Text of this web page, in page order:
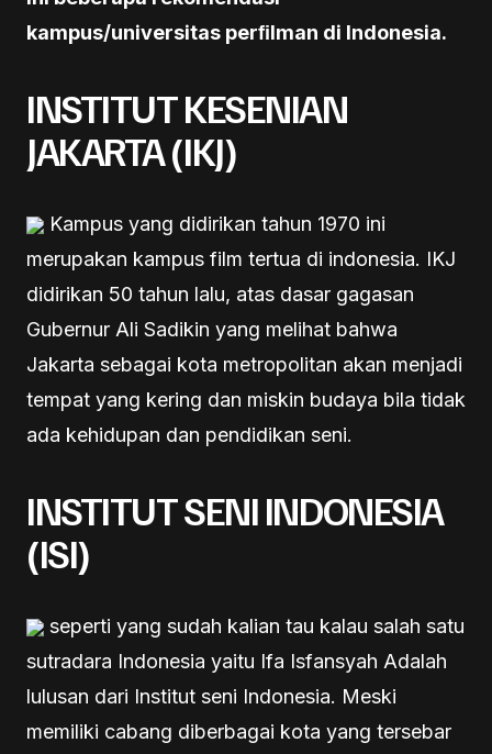
kampus/universitas perﬁlman di Indonesia.
INSTITUT KESENIAN
JAKARTA (IKJ)
Kampus yang didirikan tahun 1970 ini
merupakan kampus film tertua di indonesia. IKJ
didirikan 50 tahun lalu, atas dasar gagasan
Gubernur Ali Sadikin yang melihat bahwa
Jakarta sebagai kota metropolitan akan menjadi
tempat yang kering dan miskin budaya bila tidak
ada kehidupan dan pendidikan seni.
INSTITUT SENI INDONESIA
(ISI)
seperti yang sudah kalian tau kalau salah satu
sutradara Indonesia yaitu Ifa Isfansyah Adalah
lulusan dari Institut seni Indonesia. Meski
memiliki cabang diberbagai kota yang tersebar